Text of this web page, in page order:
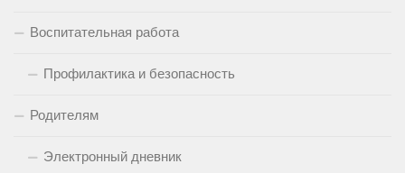
Воспитательная работа
Профилактика и безопасность
Родителям
Электронный дневник